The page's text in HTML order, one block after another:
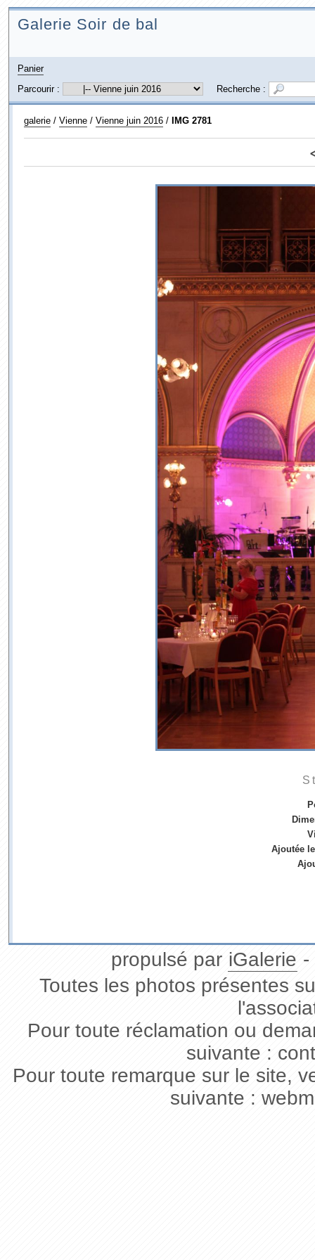
Galerie Soir de bal
Panier
Parcourir :
Recherche :
galerie/ Vienne/ Vienne juin 2016/ IMG 2781
Ajoutée le
propulsé par iGalerie -
Toutes les photos présentes
Pour toute réclamation ou
suivante :
Pour toute remarque sur le site,
suivante :